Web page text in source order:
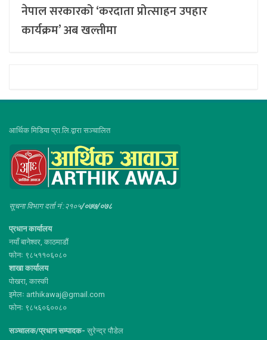
नेपाल सरकारको ‘करदाता प्रोत्साहन उपहार
कार्यक्रम’ अब खल्तीमा
आर्थिक मिडिया प्रा.लि.द्वारा सञ्चालित
सूचना विभाग दर्ता नं :२१०५/०७७/०७८
प्रधान कार्यालय
नयाँ बानेश्वर, काठमाडौं
फोनः ९८५११०६०८०
शाखा कार्यालय
पोखरा, कास्की
इमेलः arthikawaj@gmail.com
फोनः ९८५६०६००८०
सञ्चालक/प्रधान सम्पादक- सुरेन्द्र पौडेल